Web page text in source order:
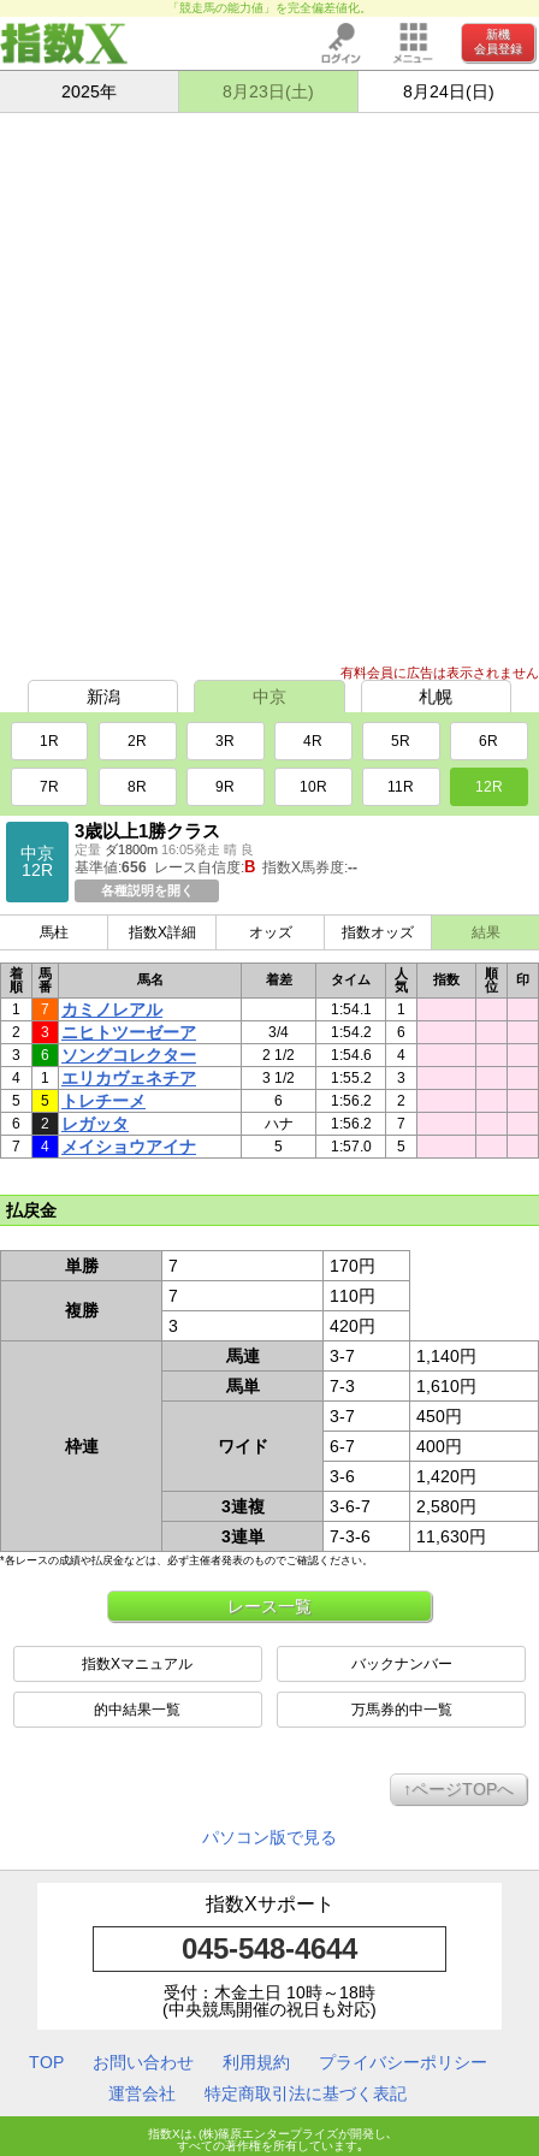
「競走馬の能力値」を完全偏差値化。
新機
会員登録
2025年 8月23日(土) 8月24日(日)
有料会員に広告は表示されません
新潟 中京 札幌
1R 2R 3R 4R 5R 6R
7R 8R 9R 10R 11R 12R
中京
12R
3歳以上1勝クラス
定量 ダ1800m 16:05発走 晴 良
基準値:656 レース自信度:B 指数X馬券度:--
各種説明を開く
馬柱 指数X詳細 オッズ 指数オッズ 結果
着
順
馬
番
馬名 着差 タイム
人
気
指数
順
位
印
1 7 カミノレアル 1:54.1
1
2
3 ニヒトツーゼーア 3/4 1:54.2
6
3
6 ソングコレクター 2 1/2 1:54.6
4
4
1 エリカヴェネチア 3 1/2 1:55.2
3
5
5 トレチーメ 6 1:56.2
2
6
2 レガッタ ハナ 1:56.2
7
7
4 メイショウアイナ 5 1:57.0 5
払戻金
単勝 7 170円
複勝
7
110円
3
420円
枠連
馬連 3-7
1,140円
馬単
7-3 1,610円
ワイド
3-7
450円
6-7
400円
3-6
1,420円
3連複
3-6-7
2,580円
3連単
7-3-6 11,630円
*各レースの成績や払戻金などは、必ず主催者発表のものでご確認ください。
レース一覧
指数Xマニュアル バックナンバー
的中結果一覧 万馬券的中一覧
↑ページTOPへ
パソコン版で見る
指数Xサポート
045-548-4644
受付：木金土日 10時～18時
(中央競馬開催の祝日も対応)
TOP お問い合わせ 利用規約
プライバシーポリシー
運営会社
特定商取引法に基づく表記
指数Xは､(株)篠原エンタープライズが開発し､
すべての著作権を所有しています｡